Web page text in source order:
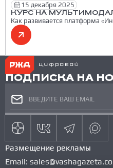
15 декабря 2025
КУРС НА
Как развивается платформа
ПОДПИСКА НА
Размещение рекламы
Email: